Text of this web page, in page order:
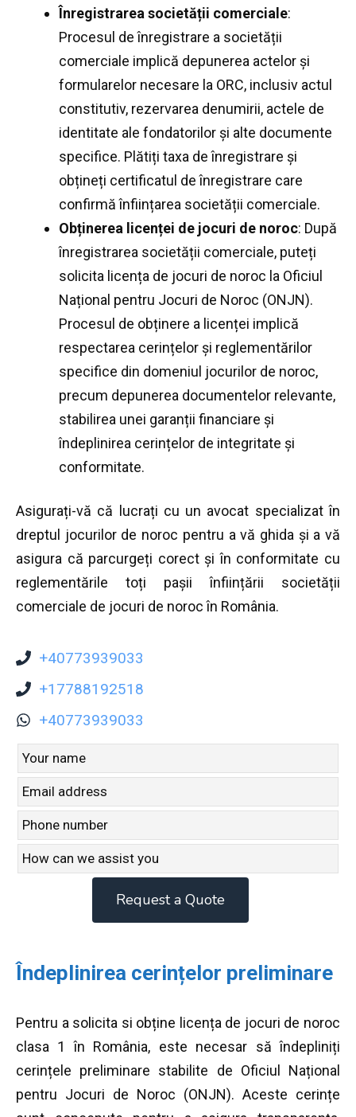
Înregistrarea societății comerciale:
Procesul de înregistrare a societății
comerciale implică depunerea actelor și
formularelor necesare la ORC, inclusiv actul
constitutiv, rezervarea denumirii, actele de
identitate ale fondatorilor și alte documente
specifice. Plătiți taxa de înregistrare și
obțineți certificatul de înregistrare care
confirmă înființarea societății comerciale.
Obținerea licenței de jocuri de noroc: După
înregistrarea societății comerciale, puteți
solicita licența de jocuri de noroc la Oficiul
Național pentru Jocuri de Noroc (ONJN).
Procesul de obținere a licenței implică
respectarea cerințelor și reglementărilor
specifice din domeniul jocurilor de noroc,
precum depunerea documentelor relevante,
stabilirea unei garanții financiare și
îndeplinirea cerințelor de integritate și
conformitate.
Asigurați-vă că lucrați cu un avocat specializat în
dreptul jocurilor de noroc pentru a vă ghida și a vă
asigura că parcurgeți corect și în conformitate cu
reglementările toți pașii înființării societății
comerciale de jocuri de noroc în România.
+40773939033
+17788192518
+40773939033
Leave
this
field
blank
Request a Quote
Îndeplinirea cerințelor preliminare
Pentru a solicita si obține licența de jocuri de noroc
clasa 1 în România, este necesar să îndepliniți
cerințele preliminare stabilite de Oficiul Național
pentru Jocuri de Noroc (ONJN). Aceste cerințe